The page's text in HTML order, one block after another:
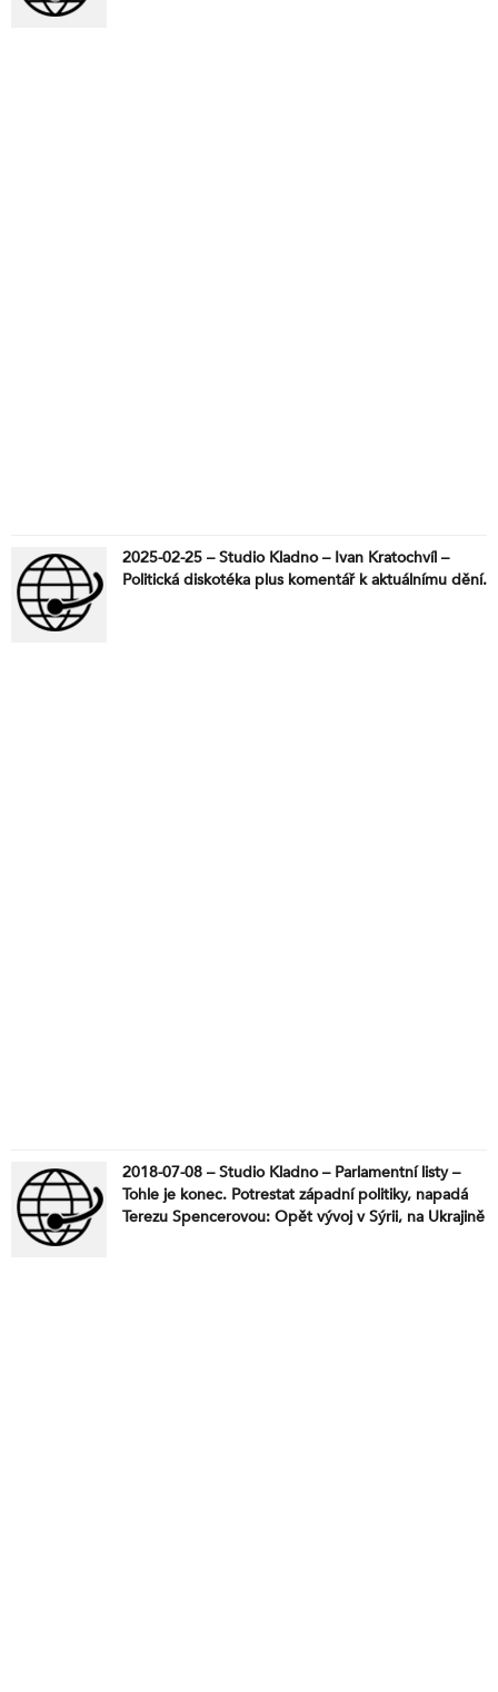
2025-02-25 – Studio Kladno – Ivan Kratochvíl –
Politická diskotéka plus komentář k aktuálnímu dění.
2018-07-08 – Studio Kladno – Parlamentní listy –
Tohle je konec. Potrestat západní politiky, napadá
Terezu Spencerovou: Opět vývoj v Sýrii, na Ukrajině